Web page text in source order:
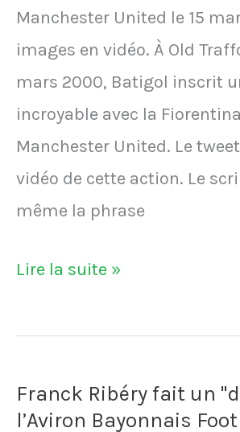
Oliver
Kahn
pour
s’amuser
depuis
le
toit
centre
Pas
pour
Manchester United le 15
images en vidéo. À Old
mars 2000, Batigol inscrit
incroyable avec la
Manchester United. Le
vidéo de cette action. Le
même la phrase
VIDÉO
Le
incroyable
Lire la suite »
Franck Ribéry fait un
l’Aviron Bayonnais